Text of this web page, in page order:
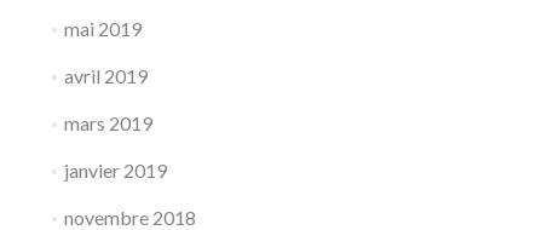
mai 2019
avril 2019
mars 2019
janvier 2019
novembre 2018